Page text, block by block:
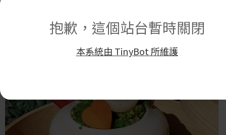
抱歉，這個站台暫時關閉
本系統由 TinyBot 所維護